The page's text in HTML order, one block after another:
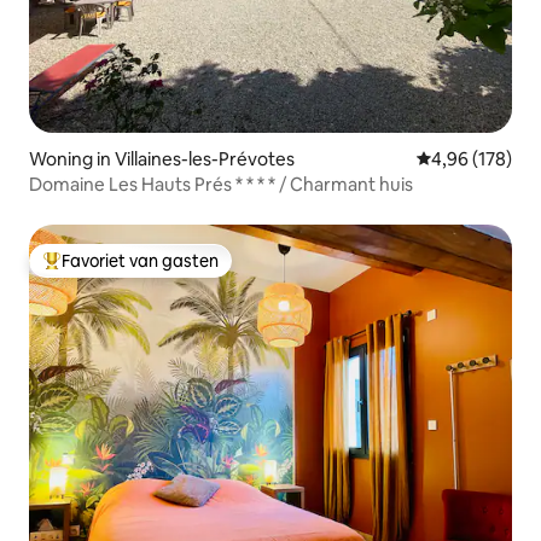
Woning in Villaines-les-Prévotes Gemiddelde
4,96 (178)
Domaine Les Hauts Prés * * * * / Charmant huis
Topfavoriet van gasten
Favoriet van gasten